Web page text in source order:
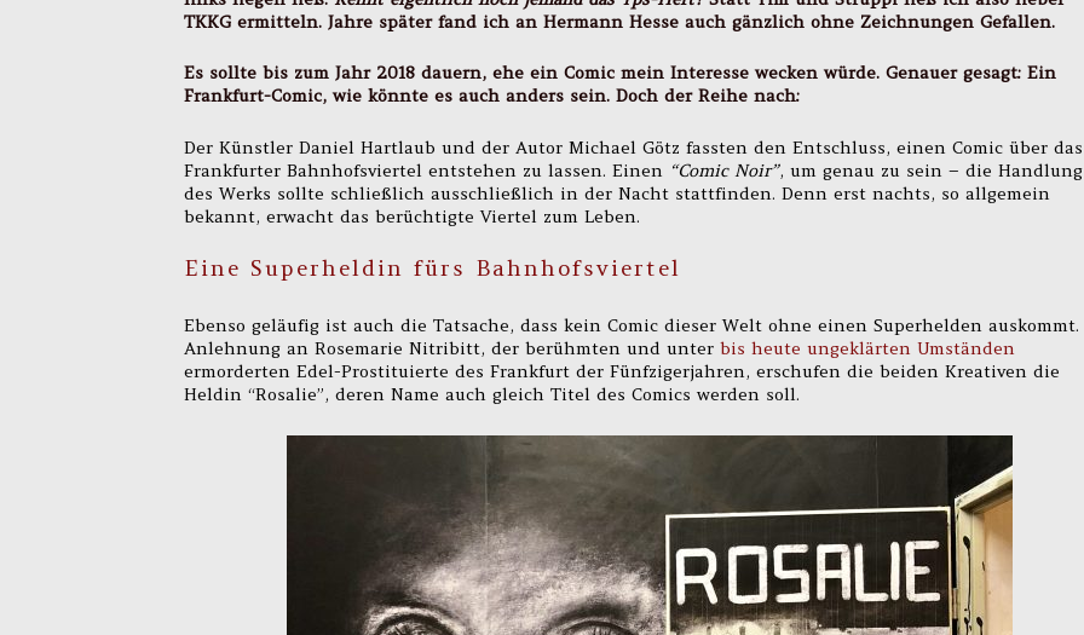
TKKG ermitteln. Jahre später fand ich an Hermann Hesse auch gänzlich ohne Zeichnungen Gefallen.
Es sollte bis zum Jahr 2018 dauern, ehe ein Comic mein Interesse wecken würde. Genauer gesagt: Ein
Frankfurt-Comic, wie könnte es auch anders sein. Doch der Reihe nach:
Der Künstler Daniel Hartlaub und der Autor Michael Götz fassten den Entschluss, einen Comic über das
Frankfurter Bahnhofsviertel entstehen zu lassen. Einen “Comic Noir”, um genau zu sein – die Handlung
des Werks sollte schließlich ausschließlich in der Nacht stattfinden. Denn erst nachts, so allgemein
bekannt, erwacht das berüchtigte Viertel zum Leben.
Eine Superheldin fürs Bahnhofsviertel
Ebenso geläufig ist auch die Tatsache, dass kein Comic dieser Welt ohne einen Superhelden
Anlehnung an Rosemarie Nitribitt, der berühmten und unter bis heute ungeklärten Umständen
ermorderten Edel-Prostituierte des Frankfurt der Fünfzigerjahren, erschufen die beiden Kreativen die
Heldin “Rosalie”, deren Name auch gleich Titel des Comics werden soll.